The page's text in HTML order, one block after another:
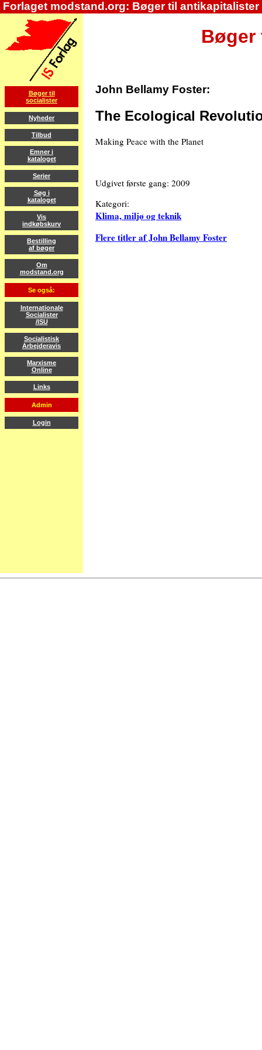
Forlaget modstand.org: Bøger til antikapitalister
Bøger til
socialister
Nyheder
Tilbud
Emner i
kataloget
Serier
Søg i
kataloget
Vis
indkøbskurv
Bestilling
af bøger
Om
modstand.org
Se også:
Internationale
Socialister
/ISU
Socialistisk
Arbejderavis
Marxisme
Online
Links
Admin
Login
John Bellamy Foster:
The Ecological
Making Peace with the Planet
Udgivet første gang: 2009
Kategori:
Klima, miljø og teknik
Flere titler af John Bellamy Foster